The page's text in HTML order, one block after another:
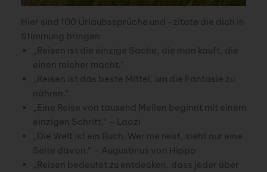
Hier sind 100 Urlaubssprüche und -zitate die dich in
Stimmung bringen
„Reisen ist die einzige Sache, die man kauft, die
einen reicher macht.“
„Reisen ist das beste Mittel, um die Fantasie zu
nähren.“
„Eine Reise von tausend Meilen beginnt mit einem
einzigen Schritt.“ – Laozi
„Die Welt ist ein Buch. Wer nie reist, sieht nur eine
Seite davon.“ – Augustinus von Hippo
„Reisen bedeutet zu entdecken, dass jeder über